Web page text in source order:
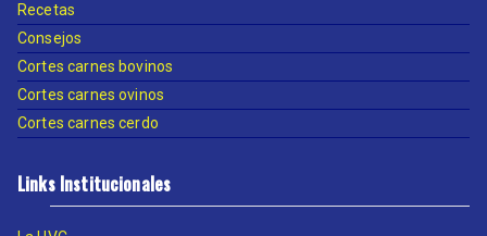
Recetas
Consejos
Cortes carnes bovinos
Cortes carnes ovinos
Cortes carnes cerdo
Links Institucionales